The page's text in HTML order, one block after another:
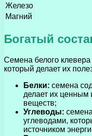
Железо
Магний
Богатый
Семена белого
который делает их
Белки: семена
делает их ценным
веществ;
Углеводы:
углеводами,
источником